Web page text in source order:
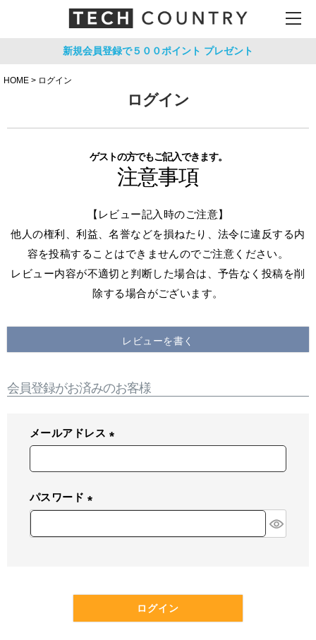
新規会員登録で５００ポイント プレゼント
HOME ログイン
ログイン
ゲストの方でもご記入できます。
注意事項
【レビュー記入時のご注意】
他人の権利、利益、名誉などを損ねたり、法令に違反する内
容を投稿することはできませんのでご注意ください。
レビュー内容が不適切と判断した場合は、予告なく投稿を削
除する場合がございます。
レビューを書く
会員登録がお済みのお客様
メールアドレス
必
パスワード
必
ログイン